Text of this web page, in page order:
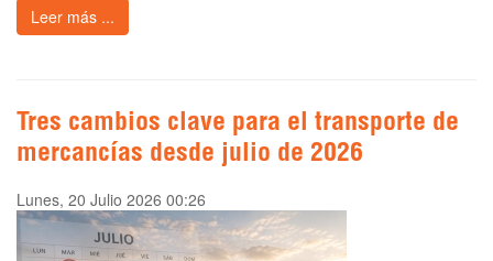
Leer más ...
Tres cambios clave para el transporte de
mercancías desde julio de 2026
Lunes, 20 Julio 2026 00:26